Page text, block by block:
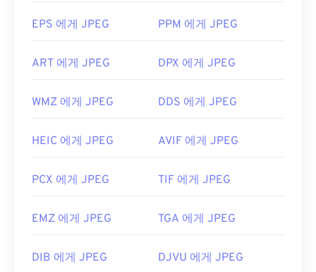
최초 출시: 1992년 9월 18일
https://en.wikipedia.org/wiki/JPEG
EPS 에게 JPEG PPM 에게 JPEG
ART 에게 JPEG DPX 에게 JPEG
WMZ 에게 JPEG DDS 에게 JPEG
HEIC 에게 JPEG AVIF 에게 JPEG
PCX 에게 JPEG TIF 에게 JPEG
EMZ 에게 JPEG TGA 에게 JPEG
DIB 에게 JPEG DJVU 에게 JPEG